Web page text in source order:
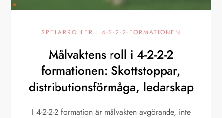
SPELARROLLER I 4-2-2-2-FORMATIONEN
Målvaktens roll i 4-2-2-2
formationen: Skottstoppar,
distributionsförmåga, ledarskap
I 4-2-2-2 formation är målvakten avgörande, inte